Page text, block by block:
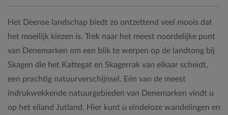
Het Deense landschap biedt zo ontzettend veel moois dat
het moeilijk kiezen is. Trek naar het meest noordelijke punt
van Denemarken om een blik te werpen op de landtong bij
Skagen die het Kattegat en Skagerrak van elkaar scheidt,
een prachtig natuurverschijnsel. Eén van de meest
indrukwekkende natuurgebieden van Denemarken vindt u
op het eiland Jutland. Hier kunt u eindeloze wandelingen en